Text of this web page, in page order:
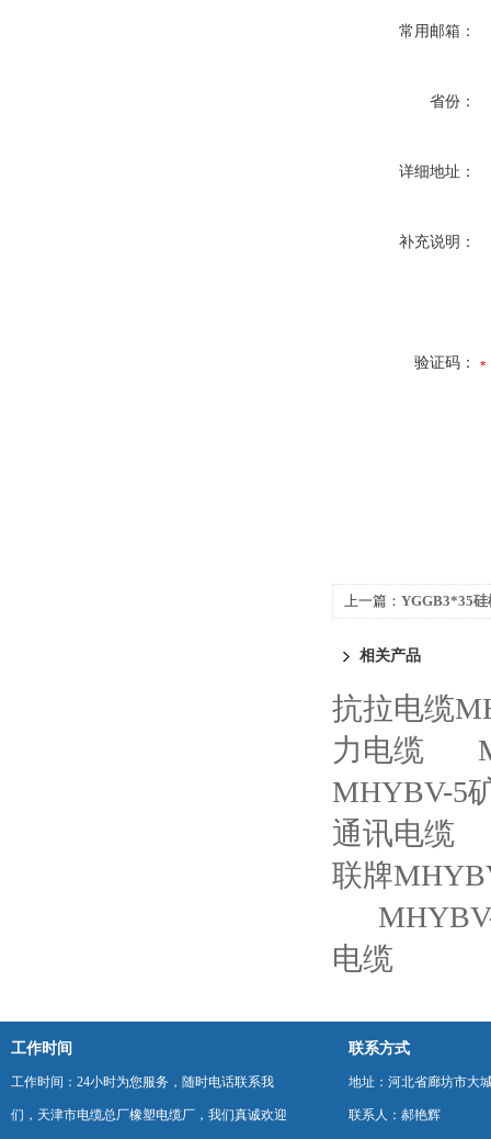
常用邮箱：
省份：
详细地址：
补充说明：
验证码：
上一篇： YGGB3*35
相关产品
抗拉电缆
力电缆
MHYBV-5
通讯电缆
联牌
电缆
工作时间
工作时间：24小时为您服务，随时电话联系我
们，天津市电缆总厂橡塑电缆厂，我们真诚欢迎
联系方式
地址：河北省廊坊市大
联系人：郝艳辉